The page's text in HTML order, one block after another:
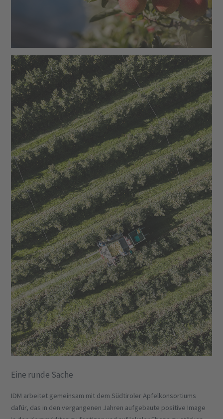
Eine runde Sache
IDM arbeitet gemeinsam mit dem Südtiroler Apfelkonsortiums
dafür, das in den vergangenen Jahren aufgebaute positive Image